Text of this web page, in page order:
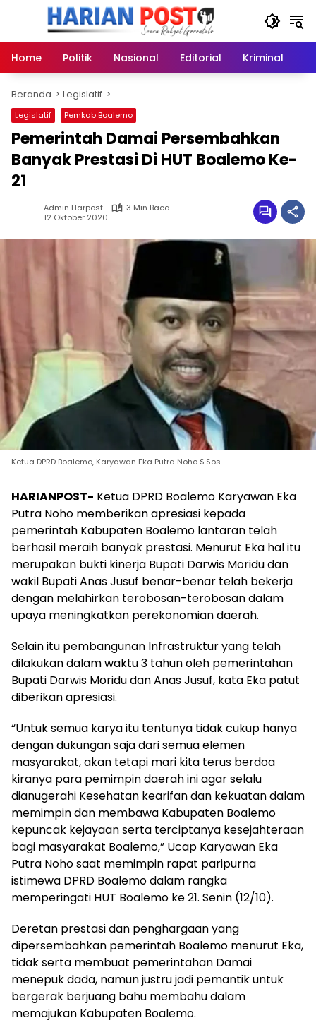
Home
Politik Nasional Editorial Kriminal
Beranda Legislatif
Legislatif Pemkab Boalemo
Pemerintah Damai Persembahkan
Banyak Prestasi Di HUT Boalemo Ke-
21
Admin Harpost
3 Min Baca
12 Oktober 2020
Ketua DPRD Boalemo, Karyawan Eka Putra Noho S.Sos
HARIANPOST- Ketua DPRD Boalemo Karyawan Eka
Putra Noho memberikan apresiasi kepada
pemerintah Kabupaten Boalemo lantaran telah
berhasil meraih banyak prestasi. Menurut Eka hal itu
merupakan bukti kinerja Bupati Darwis Moridu dan
wakil Bupati Anas Jusuf benar-benar telah bekerja
dengan melahirkan terobosan-terobosan dalam
upaya meningkatkan perekonomian daerah.
Selain itu pembangunan Infrastruktur yang telah
dilakukan dalam waktu 3 tahun oleh pemerintahan
Bupati Darwis Moridu dan Anas Jusuf, kata Eka patut
diberikan apresiasi.
“Untuk semua karya itu tentunya tidak cukup hanya
dengan dukungan saja dari semua elemen
masyarakat, akan tetapi mari kita terus berdoa
kiranya para pemimpin daerah ini agar selalu
dianugerahi Kesehatan kearifan dan kekuatan dalam
memimpin dan membawa Kabupaten Boalemo
kepuncak kejayaan serta terciptanya kesejahteraan
bagi masyarakat Boalemo,” Ucap Karyawan Eka
Putra Noho saat memimpin rapat paripurna
istimewa DPRD Boalemo dalam rangka
memperingati HUT Boalemo ke 21. Senin (12/10).
Deretan prestasi dan penghargaan yang
dipersembahkan pemerintah Boalemo menurut Eka,
tidak serta membuat pemerintahan Damai
menepuk dada, namun justru jadi pemantik untuk
bergerak berjuang bahu membahu dalam
memajukan Kabupaten Boalemo.